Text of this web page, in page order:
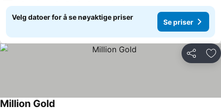
Velg datoer for å se nøyaktige priser
Se priser
Del
Million Gold